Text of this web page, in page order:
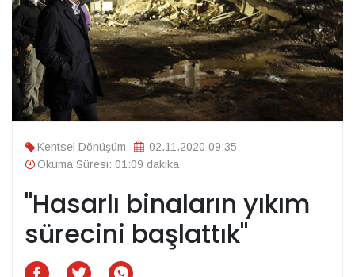
Kentsel Dönüşüm
02.11.2020 09:35
Okuma Süresi: 01:09 dakika
"Hasarlı binaların yıkım
sürecini başlattık"